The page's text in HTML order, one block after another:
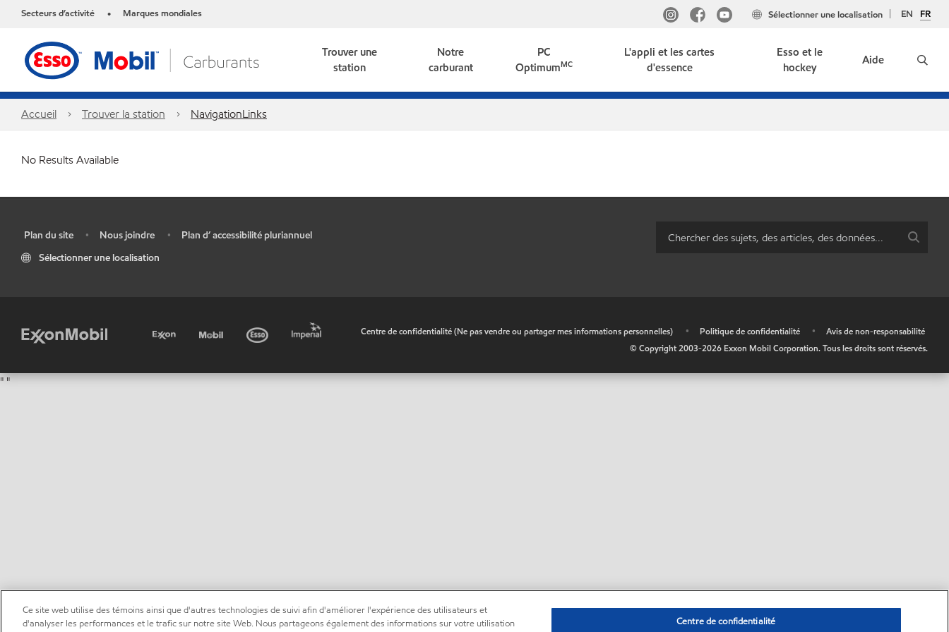
Secteurs d’activité • Marques mondiales EN FR
Sélectionner une localisation
Trouver une
station
Notre
carburant
PC
OptimumMC
L'appli et les cartes
d'essence
Esso et le
hockey
Aide
Accueil Trouver la station NavigationLinks
No Results Available
Plan du site • Nous joindre •
Plan d’ accessibilité pluriannuel
Sélectionner une localisation
Centre de confidentialité (Ne pas vendre ou partager mes informations personnelles) • Politique de confidentialité •
Avis de non-responsabilité
© Copyright 2003-2026 Exxon Mobil Corporation. Tous les droits sont réservés.
Ce site web utilise des témoins ainsi que d'autres technologies de suivi afin d'améliorer l'expérience des utilisateurs et
d'analyser les performances et le trafic sur notre site Web. Nous partageons également des informations sur votre utilisation
Centre de confidentialité
""